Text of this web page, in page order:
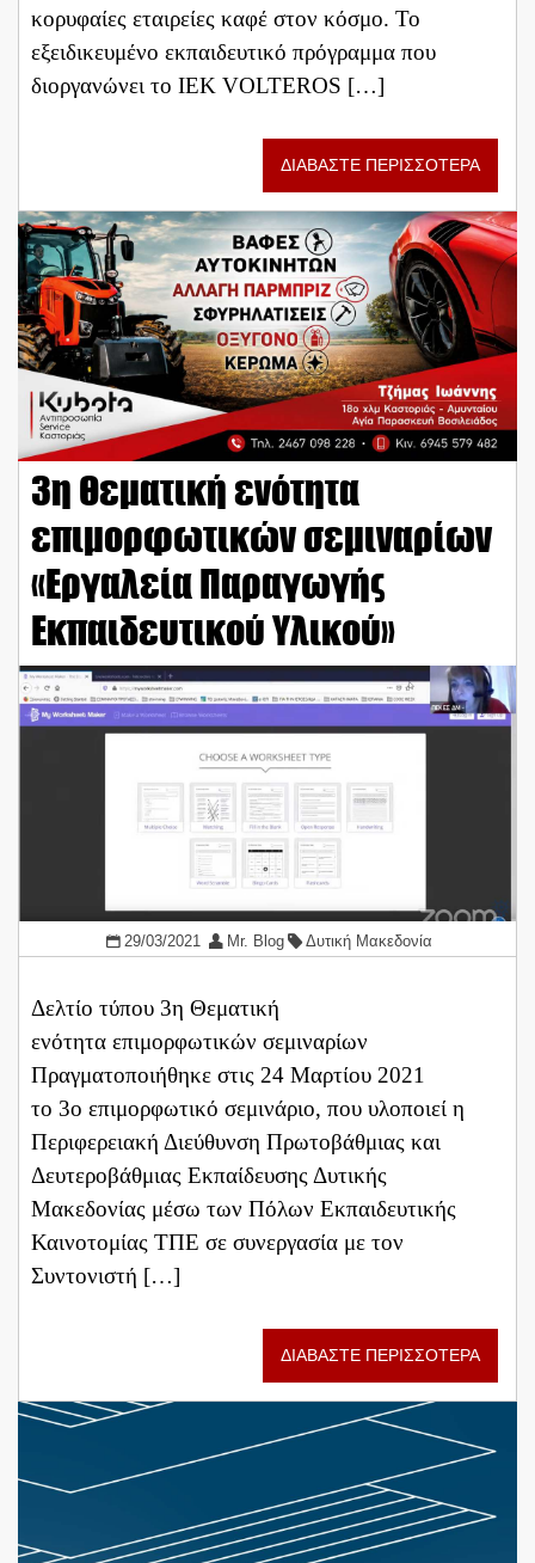
κορυφαίες εταιρείες καφέ στον κόσμο. To
εξειδικευμένο εκπαιδευτικό πρόγραμμα που
διοργανώνει το ΙΕΚ VOLTEROS […]
ΔΙΑΒΑΣΤΕ ΠΕΡΙΣΣΟΤΕΡΑ
3η Θεματική ενότητα
επιμορφωτικών σεμιναρίων
«Εργαλεία Παραγωγής
Εκπαιδευτικού Υλικού»
29/03/2021 Mr. Blog Δυτική Μακεδονία
Δελτίο τύπου 3η Θεματική
ενότητα επιμορφωτικών σεμιναρίων
Πραγματοποιήθηκε στις 24 Μαρτίου 2021
το 3ο επιμορφωτικό σεμινάριο, που υλοποιεί η
Περιφερειακή Διεύθυνση Πρωτοβάθμιας και
Δευτεροβάθμιας Εκπαίδευσης Δυτικής
Μακεδονίας μέσω των Πόλων Εκπαιδευτικής
Καινοτομίας ΤΠΕ σε συνεργασία με τον
Συντονιστή […]
ΔΙΑΒΑΣΤΕ ΠΕΡΙΣΣΟΤΕΡΑ